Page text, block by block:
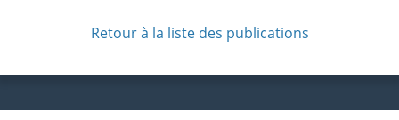
Retour à la liste des publications